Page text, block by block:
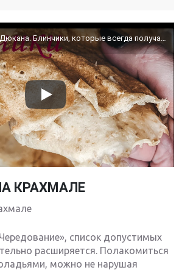
КРАХМАЛЕ
список допустимых
расширяется. Полакомиться
можно не нарушая